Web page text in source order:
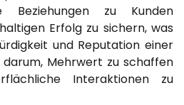
zu Kunden
Erfolg zu sichern, was
und Reputation einer
Mehrwert zu schaffen
Interaktionen zu